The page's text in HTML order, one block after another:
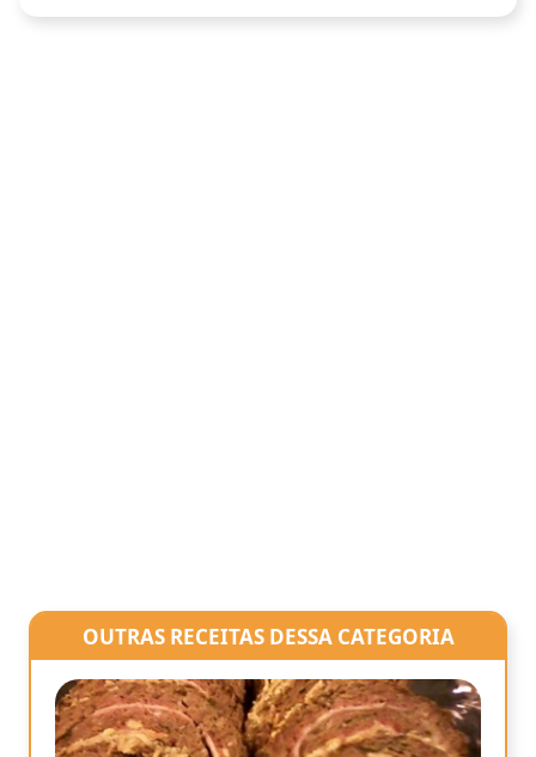
OUTRAS RECEITAS DESSA CATEGORIA